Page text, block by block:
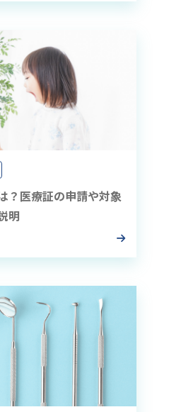
？医療証の申請や対象
明